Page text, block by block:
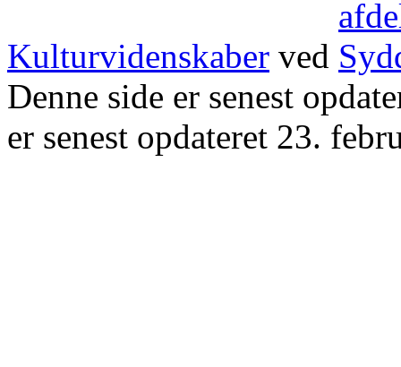
Kulturvidenskaber ved
Denne side er senest
er senest opdateret 23.